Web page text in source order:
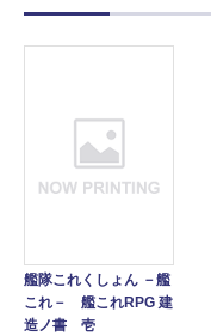
艦隊これくしょん －艦
これ－ 艦これRPG 建
造ノ書 壱